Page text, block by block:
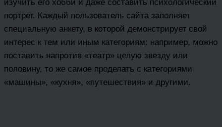
изучить его хобби и даже составить психологический
портрет. Каждый пользователь сайта заполняет
специальную анкету, в которой демонстрирует свой
интерес к тем или иным категориям: например, можно
поставить напротив «театр» целую звезду или
половину, то же самое проделать с категориями
«машины», «кухня», «путешествия» и другими.